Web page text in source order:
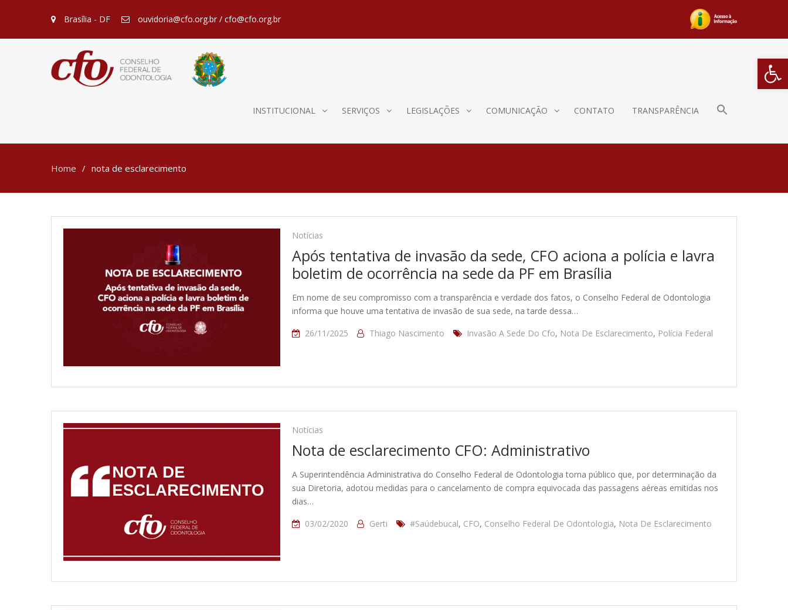
Barra de
Brasília - DF ouvidoria@cfo.org.br / cfo@cfo.org.br
INSTITUCIONAL SERVIÇOS LEGISLAÇÕES COMUNICAÇÃO CONTATO TRANSPARÊNCIA
Home nota de esclarecimento
Notícias
Após tentativa de invasão da sede, CFO aciona a polícia e lavra
boletim de ocorrência na sede da PF em Brasília
Em nome de seu compromisso com a transparência e verdade dos fatos, o Conselho Federal de Odontologia
informa que houve uma tentativa de invasão de sua sede, na tarde dessa…
26/11/2025
Thiago Nascimento Invasão A Sede Do Cfo, Nota De Esclarecimento, Polícia Federal
Notícias
Nota de esclarecimento CFO: Administrativo
A Superintendência Administrativa do Conselho Federal de Odontologia torna público que, por determinação da
sua Diretoria, adotou medidas para o cancelamento de compra equivocada das passagens aéreas emitidas nos
dias…
03/02/2020
Gerti #Saúdebucal, CFO, Conselho Federal De Odontologia, Nota De Esclarecimento